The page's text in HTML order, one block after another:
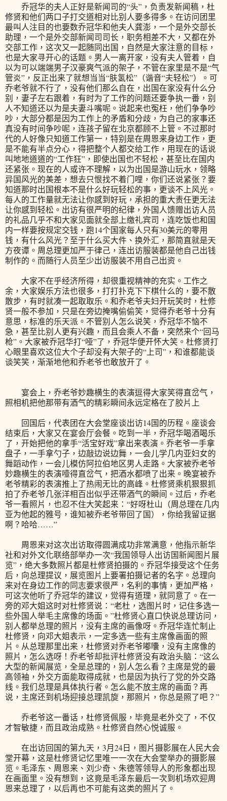
乔冠华的夫人正好是新闻司的“头”，负责发新闻稿，杜
修贤和他们两口子打交道相对比别人要多得多。在访问团里
最叫人注目的也要数乔冠华和他夫人龚澎，一个是外交部长
助理，一个是外交部新闻司司长，职务相差不大，又都在外
交部工作，这次又一起随同出国，自然是大家注意的目标，
也是大家寻开心的话题。男人一离开家，没有夫人管着，自
以为可以端端男子汉豪爽气派的架子，不管在家里是不是“气
管炎”，反正出来了就想当当“肤氢松”（谐音“夫轻松”）。可
乔老爷就不行了，没有他们那么自在，出国在家没有什么分
别，妻子左右跟着，有时为了工作的问题还要争执一番，别
人不知道还以为是夫妻斗嘴呢。说起来也冤枉，他们争争吵
吵，大部分都是因为工作上的矛盾和分歧，为自己的家事还
真没有时间争吵呢，连孩子留在北京都顾不上管。不过那时
代的人好像只知道工作第一，特别是在周恩来身边工作，更
是不能有半点分心，得把整个人都交给工作，用现在的话说
叫地地道道的“工作狂”，即使出国也不轻松，甚至比在国内
还紧张。现在的人或许不理解，以为出国是游山玩水，领略
异国风光的美差，想去只恨找不着门哩，你们还说紧张？要
知道那时出国根本不是什么好玩轻松的事，更谈不上风光。
每人的工作量就无法让你感到好玩，承担的重大责任更无法
让你感到轻松。出访有很严明的纪律，外国人馈赠出访人员
的礼品几乎不和大家见面就全部上缴礼宾司，连吃饭也和国
内一样要按规定交钱，跑14个国家每人只有30美元的零用
钱，有什么风光？至于什么买大件、换外汇，那简直就是天
方夜谭。周总理更加严于律己，连出访服装都是他自己出钱
制作的。而随行人员至少出访服装不用自己出资。
大家不在乎经济所得，却很重视精神的充实。工作之
余，大家娱乐方法也很多，打打扑克下下棋什么的，要不散
散步，有时就凑一起取取乐。和乔老爷夫妇开玩笑时，杜修
贤一般不参加，只是在旁边掩嘴偷偷笑，觉得乔老爷十分有
意思，标准的乐天派。不管别人怎么说笑，乔冠华不恼不
急，甚至比别人更有兴趣，而且会乘人不备，突然来个“回马
枪”。大家被乔冠华打“哑”了，乔冠华便开怀大笑。杜修贤打
心眼里喜欢这位大个子却没有大架子的“上司”，和谁都能谈
谈笑笑，渐渐地他和乔老爷也敢放开了。
宴会上，乔老爷妙趣横生的表演逗得大家笑得直岔气，
照相机把他那带有酒气的精彩瞬间永远定格在了胶片上
回国后，代表团在大会堂座谈出访14国的历程。座谈会
结束后，大家又在宴会厅会餐。吃到一半，乔冠华喝酒喝乐
了，开始把他的拿手“活宝好戏”拿出来表演。乔老爷一手拿
盘子，一手拿勺子，边敲边说边舞，一会儿学几内亚妇女的
舞蹈动作，一会儿模仿阿拉伯地区男人走路。大家被乔老爷
妙趣横生的表演噎得直岔气，把酒水都喷了出来。晚宴被乔
老爷精彩的表演推上了热闹无比的高峰。杜修贤乘机狠狠抓
拍了乔老爷几张洋相百出似乎还带酒气的瞬间。过后，乔老
爷一看照片，也忍不住大笑起来：“好呀杜山（周总理在几内
亚为他起的雅号，谁知被乔老爷带回了国），你给我留证据
啊？哈哈……”
周恩来对这次出访取得圆满成功非常满意，他指示新华
社和对外文化联络部举办一次“我国领导人出访国新闻图片展
览”，绝大多数照片都是杜修贤拍摄的。乔冠华接受这个任务
后，向总理提议，展览图片上要署拍摄记者的名字。总理向
来对在身边工作的同志要求很严，名利的事情，更加严格，
可这次他听了乔冠华的建议，觉得有道理，就同意了。在一
旁的邓大姐这时对杜修贤说：“老杜，选图片时，记住多选一
些外国人举毛主席像的场面。”杜修贤心直口快说总理访问，
别人都举总理的照片，没有主席的画像呀。乔冠华连忙制止
杜修贤，向邓大姐表示，一定多选一些有主席像画面的照
片。从总理那里出来，杜修贤对乔老爷嘟囔，没有主席像的
照片，怎么选呀！乔老爷却批评杜修贤没有政治头脑：“这么
大型的新闻展览，全是总理的，别人怎么看？主席是党的最
高领袖，外交方面能取得成就，也是因为执行了党的外交路
线。我们总理是具体执行者。怎么能不放主席的画面？再
说，主席还到机场迎接总理凯旋，那照片，你总是照了吧？”
乔老爷这一番话，杜修贤佩服，毕竟是老外交了，不仅
才智敏捷，而且政治成熟。杜修贤自然心悦诚服。
在出访回国的第九天，3月24日，图片摄影展在人民大会
堂开幕，这是杜修贤记忆里唯一一次在大会堂举办的摄影展
览。毛泽东、周恩来、刘少奇、朱德等领导人的形象都出现
在画面里。没有想到，这竟是毛泽东最后一次到机场欢迎周
恩来总理了，以后再也不可能有这类的照片了。